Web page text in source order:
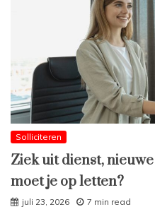
Solliciteren
Ziek uit dienst,
moet je op letten?
juli 23, 2026 7 min read